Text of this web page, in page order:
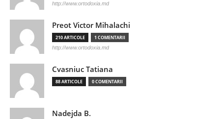
http://www.ortodoxia.md
Preot Victor Mihalachi
210 ARTICOLE 1 COMENTARII
http://www.ortodoxia.md
Cvasniuc Tatiana
88 ARTICOLE 0 COMENTARII
Nadejda B.